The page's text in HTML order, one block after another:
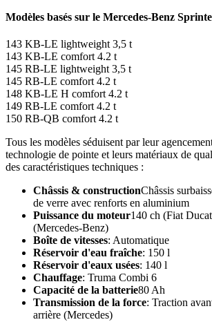
Modèles basés sur le Mercedes-Benz
143 KB-LE lightweight 3,5 t
143 KB-LE comfort 4.2 t
145 RB-LE lightweight 3,5 t
145 RB-LE comfort 4.2 t
148 KB-LE H comfort 4.2 t
149 RB-LE comfort 4.2 t
150 RB-QB comfort 4.2 t
Tous les modèles séduisent par leur
technologie de pointe et leurs matériaux de
des caractéristiques techniques :
Châssis & constructionChâssis
de verre avec renforts en aluminium
Puissance du moteur140 ch (Fiat
(Mercedes-Benz)
Boîte de vitesses: Automatique
Réservoir d'eau fraîche: 150 l
Réservoir d'eaux usées: 140 l
Chauffage: Truma Combi 6
Capacité de la batterie80 Ah
Transmission de la force: Traction
arrière (Mercedes)